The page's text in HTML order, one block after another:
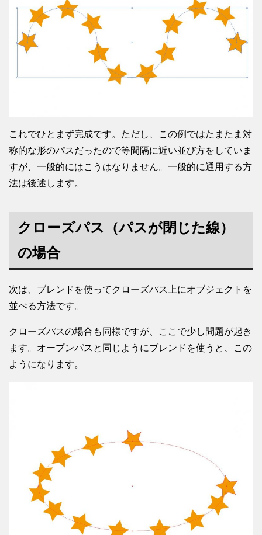
これでひとまず完成です。ただし、この例ではたまたま対
称的な形のパスだったので等間隔に近い並び方をしていま
すが、一般的にはこうはなりません。一般的に通用する方
法は後述します。
クローズパス（パスが閉じた線）
の場合
次は、ブレンドを使ってクローズパス上にオブジェクトを
並べる方法です。
クローズパスの場合も同様ですが、ここで少し問題が起き
ます。オープンパスと同じようにブレンドを使うと、この
ようになります。